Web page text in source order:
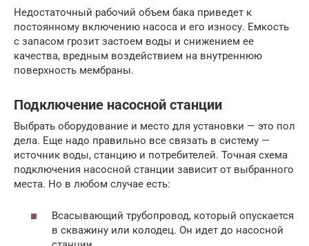
Недостаточный рабочий объем бака приведет к
постоянному включению насоса и его износу. Емкость
с запасом грозит застоем воды и снижением ее
качества, вредным воздействием на внутреннюю
поверхность мембраны.
Подключение насосной станции
Выбрать оборудование и место для установки — это пол
дела. Еще надо правильно все связать в систему —
источник воды, станцию и потребителей. Точная схема
подключения насосной станции зависит от выбранного
места. Но в любом случае есть:
Всасывающий трубопровод, который опускается
в скважину или колодец. Он идет до насосной